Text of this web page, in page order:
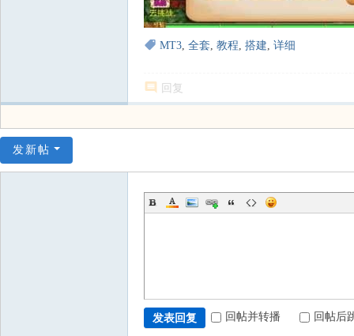
MT3, 全套, 教程, 搭建, 详细
回复
发新帖
发表回复 回帖并转播 回帖后